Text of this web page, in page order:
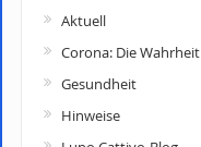
Aktuell
Corona: Die Wahrheit
Gesundheit
Hinweise